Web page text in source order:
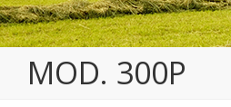
MOD. 300P